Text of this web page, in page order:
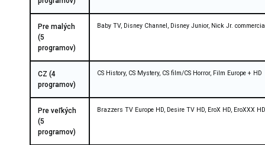
Pre malých
(5
programov)
Baby TV, Disney Channel, Disney Junior, Nick Jr.
CZ (4
programov)
CS History, CS Mystery, CS film/CS Horror, Film Europe + HD
Pre veľkých
(5
programov)
Brazzers TV Europe HD, Desire TV HD, EroX HD, EroXXX